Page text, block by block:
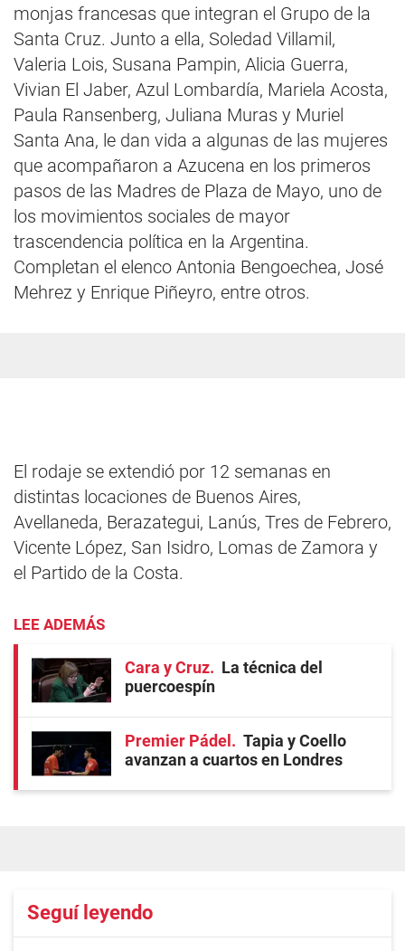
monjas francesas que integran el Grupo de la
Santa Cruz. Junto a ella, Soledad Villamil,
Valeria Lois, Susana Pampin, Alicia Guerra,
Vivian El Jaber, Azul Lombardía, Mariela Acosta,
Paula Ransenberg, Juliana Muras y Muriel
Santa Ana, le dan vida a algunas de las mujeres
que acompañaron a Azucena en los primeros
pasos de las Madres de Plaza de Mayo, uno de
los movimientos sociales de mayor
trascendencia política en la Argentina.
Completan el elenco Antonia Bengoechea, José
Mehrez y Enrique Piñeyro, entre otros.
El rodaje se extendió por 12 semanas en
distintas locaciones de Buenos Aires,
Avellaneda, Berazategui, Lanús, Tres de Febrero,
Vicente López, San Isidro, Lomas de Zamora y
el Partido de la Costa.
LEE ADEMÁS
Cara y Cruz
La técnica del
puercoespín
Premier Pádel
Tapia y Coello
avanzan a cuartos en Londres
Seguí leyendo